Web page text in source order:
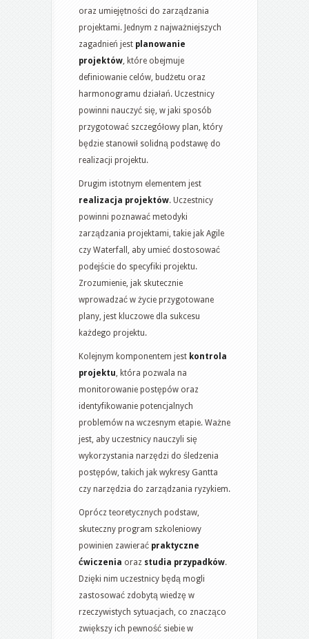
oraz umiejętności do zarządzania
projektami. Jednym z najważniejszych
zagadnień jest planowanie
projektów , które obejmuje
definiowanie celów, budżetu oraz
harmonogramu działań. Uczestnicy
powinni nauczyć się, w jaki sposób
przygotować szczegółowy plan, który
będzie stanowił solidną podstawę do
realizacji projektu.
Drugim istotnym elementem jest
realizacja projektów. Uczestnicy
powinni poznawać metodyki
zarządzania projektami, takie jak Agile
czy Waterfall, aby umieć dostosować
podejście do specyfiki projektu.
Zrozumienie, jak skutecznie
wprowadzać w życie przygotowane
plany, jest kluczowe dla sukcesu
każdego projektu.
Kolejnym komponentem jest kontrola
projektu , która pozwala na
monitorowanie postępów oraz
identyfikowanie potencjalnych
problemów na wczesnym etapie. Ważne
jest, aby uczestnicy nauczyli się
wykorzystania narzędzi do śledzenia
postępów, takich jak wykresy Gantta
czy narzędzia do zarządzania ryzykiem.
Oprócz teoretycznych podstaw,
skuteczny program szkoleniowy
powinien zawierać praktyczne
ćwiczenia oraz studia przypadków.
Dzięki nim uczestnicy będą mogli
zastosować zdobytą wiedzę w
rzeczywistych sytuacjach, co znacząco
zwiększy ich pewność siebie w